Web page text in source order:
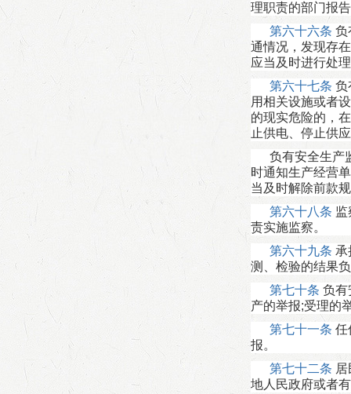
理职责的部门报
第六十六条 负
通情况，发现存
应当及时进行处
第六十七条 负
用相关设施或者
的现实危险的，
止供电、停止供
负有安全生产
时通知生产经营
当及时解除前款
第六十八条 监
责实施监察。
第六十九条 承
测、检验的结果
第七十条 负有
产的举报;受理的
第七十一条 任
报。
第七十二条
地人民政府或者